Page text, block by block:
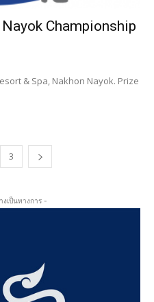
Championship
& Spa, Nakhon Nayok. Prize
3
เป็นทางการ -